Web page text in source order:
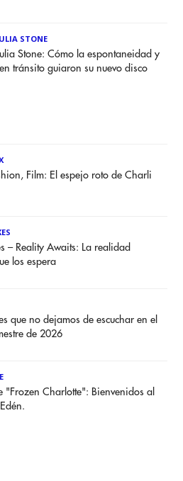
STONE
Stone: Cómo la espontaneidad y
tránsito guiaron su nuevo disco
Film: El espejo roto de Charli
– Reality Awaits: La realidad
los espera
que no dejamos de escuchar en el
de 2026
"Frozen Charlotte": Bienvenidos al